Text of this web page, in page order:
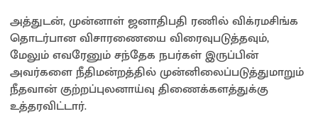
அத்துடன், முன்னாள் ஜனாதிபதி ரணில் விக்ரமசிங்க
தொடர்பான விசாரணையை விரைவுபடுத்தவும்,
மேலும் எவரேனும் சந்தேக நபர்கள் இருப்பின்
அவர்களை நீதிமன்றத்தில் முன்னிலைப்படுத்துமாறும்
நீதவான் குற்றப்புலனாய்வு திணைக்களத்துக்கு
உத்தரவிட்டார்.